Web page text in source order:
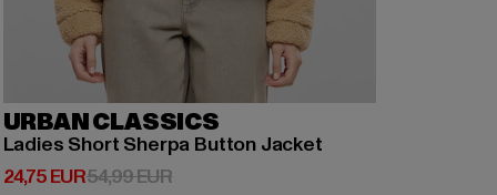
URBAN CLASSICS
Ladies Short Sherpa Button Jacket
24,75 EUR
Derzeitiger Preis: 24,75 EUR
54,99 EURAktionspreis: 54,99 EUR